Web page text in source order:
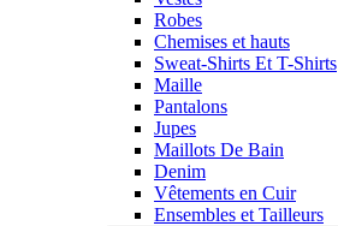
Robes
Chemises et hauts
Sweat-Shirts Et T-Shirts
Maille
Pantalons
Jupes
Maillots De Bain
Denim
Vêtements en Cuir
Ensembles et Tailleurs